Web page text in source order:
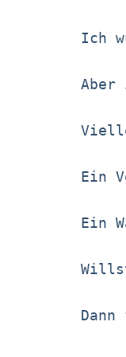
Ich
Aber
Ein
Ein